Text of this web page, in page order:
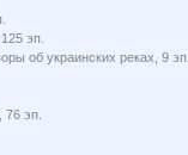
эп.
об украинских реках, 9 эп.
76 эп.